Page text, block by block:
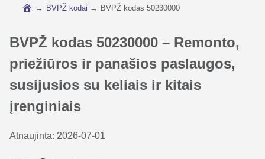
→ BVPŽ kodai → BVPŽ kodas 50230000
BVPŽ kodas 50230000 – Remonto,
priežiūros ir panašios paslaugos,
susijusios su keliais ir kitais
įrenginiais
Atnaujinta: 2026-07-01